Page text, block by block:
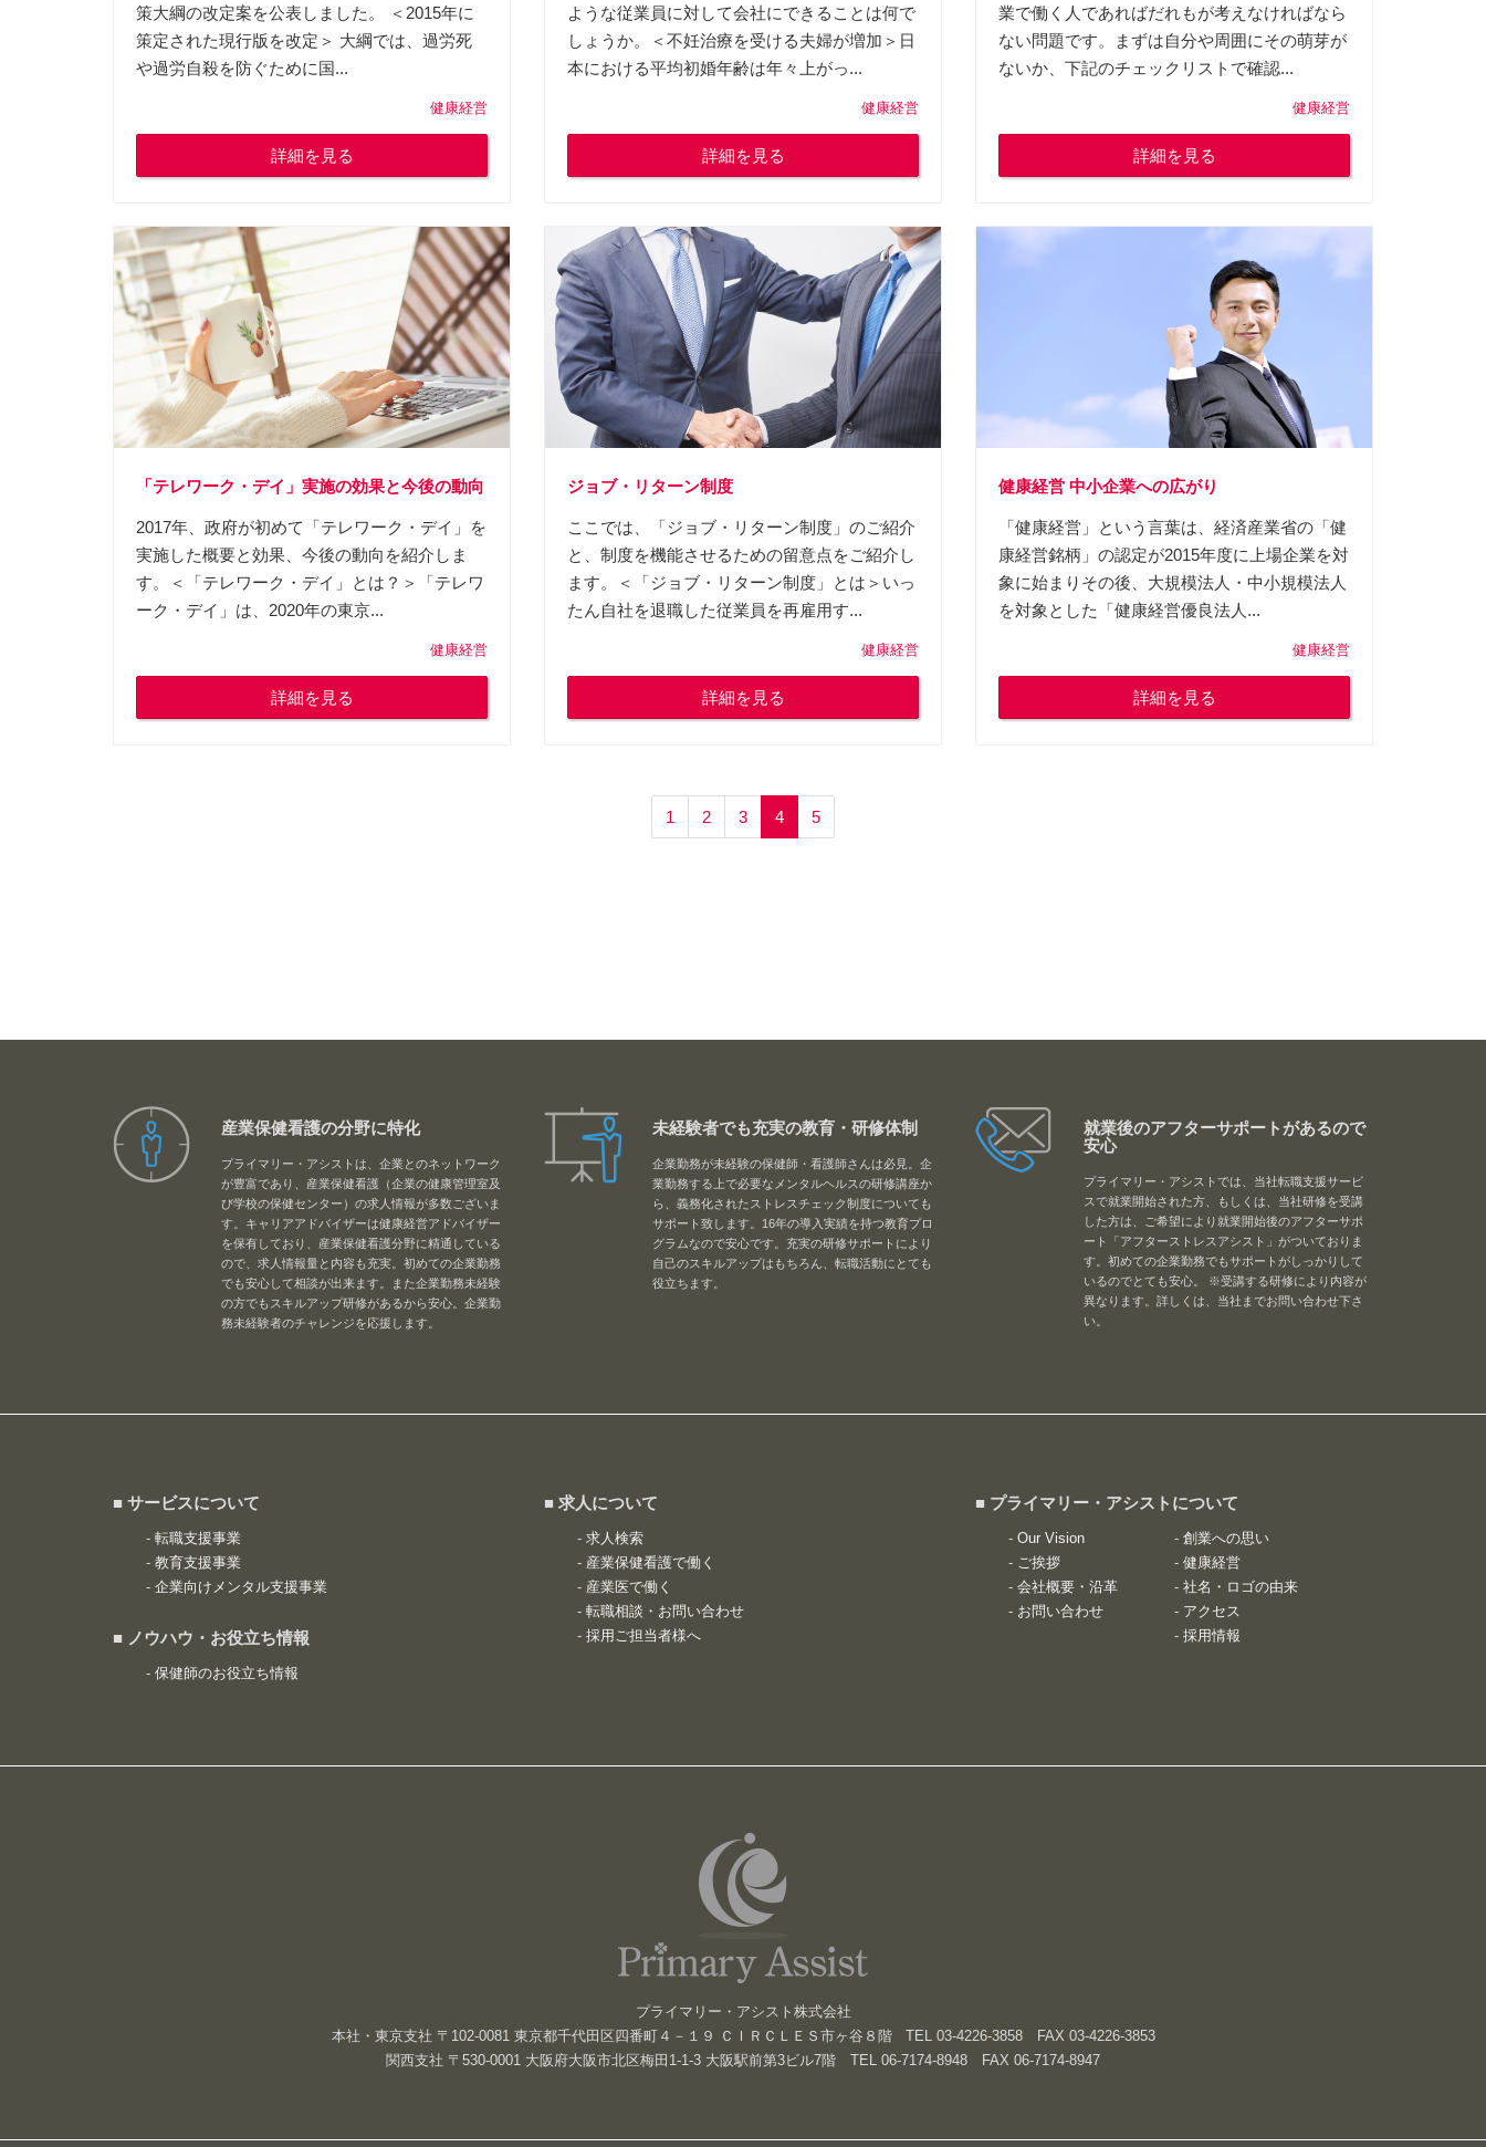
策大綱の改定案を公表しました。 ＜2015年に
策定された現行版を改定＞ 大綱では、過労死
や過労自殺を防ぐために国...
健康経営
詳細を見る
ような従業員に対して会社にできることは何で
しょうか。＜不妊治療を受ける夫婦が増加＞日
本における平均初婚年齢は年々上がっ...
健康経営
詳細を見る
業で働く人であればだれもが考えなければなら
ない問題です。まずは自分や周囲にその萌芽が
ないか、下記のチェックリストで確認...
健康経営
詳細を見る
「テレワーク・デイ」実施の効果と今後の動向
2017年、政府が初めて「テレワーク・デイ」を
実施した概要と効果、今後の動向を紹介しま
す。＜「テレワーク・デイ」とは？＞「テレワ
ーク・デイ」は、2020年の東京...
健康経営
詳細を見る
ジョブ・リターン制度
ここでは、「ジョブ・リターン制度」のご紹介
と、制度を機能させるための留意点をご紹介し
ます。＜「ジョブ・リターン制度」とは＞いっ
たん自社を退職した従業員を再雇用す...
健康経営
詳細を見る
健康経営 中小企業への広がり
「健康経営」という言葉は、経済産業省の「健
康経営銘柄」の認定が2015年度に上場企業を対
象に始まりその後、大規模法人・中小規模法人
を対象とした「健康経営優良法人...
健康経営
詳細を見る
1 2 3 4 5
産業保健看護の分野に特化
プライマリー・アシストは、企業とのネットワーク
が豊富であり、産業保健看護（企業の健康管理室及
び学校の保健センター）の求人情報が多数ございま
す。キャリアアドバイザーは健康経営アドバイザー
を保有しており、産業保健看護分野に精通している
ので、求人情報量と内容も充実。初めての企業勤務
でも安心して相談が出来ます。また企業勤務未経験
の方でもスキルアップ研修があるから安心。企業勤
務未経験者のチャレンジを応援します。
未経験者でも充実の教育・研修体制
企業勤務が未経験の保健師・看護師さんは必見。企
業勤務する上で必要なメンタルヘルスの研修講座か
ら、義務化されたストレスチェック制度についても
サポート致します。16年の導入実績を持つ教育プロ
グラムなので安心です。充実の研修サポートにより
自己のスキルアップはもちろん、転職活動にとても
役立ちます。
就業後のアフターサポートがあるので
安心
プライマリー・アシストでは、当社転職支援サービ
スで就業開始された方、もしくは、当社研修を受講
した方は、ご希望により就業開始後のアフターサポ
ート「アフターストレスアシスト」がついておりま
す。初めての企業勤務でもサポートがしっかりして
いるのでとても安心。 ※受講する研修により内容が
異なります。詳しくは、当社までお問い合わせ下さ
い。
■ サービスについて
- 転職支援事業
- 教育支援事業
- 企業向けメンタル支援事業
■ ノウハウ・お役立ち情報
- 保健師のお役立ち情報
■ 求人について
- 求人検索
- 産業保健看護で働く
- 産業医で働く
- 転職相談・お問い合わせ
- 採用ご担当者様へ
■ プライマリー・アシストについて
- Our Vision
- ご挨拶
- 会社概要・沿革
- お問い合わせ
- 創業への思い
- 健康経営
- 社名・ロゴの由来
- アクセス
- 採用情報
プライマリー・アシスト株式会社
本社・東京支社 〒102-0081 東京都千代田区四番町４－１９ ＣＩＲＣＬＥＳ市ヶ谷８階 TEL 03-4226-3858 FAX 03-4226-3853
関西支社 〒530-0001 大阪府大阪市北区梅田1-1-3 大阪駅前第3ビル7階 TEL 06-7174-8948 FAX 06-7174-8947